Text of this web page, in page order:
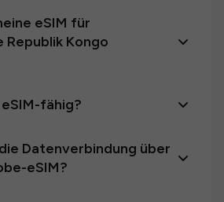
eSIM für
Kongo
fähig?
Datenverbindung über
eSIM?